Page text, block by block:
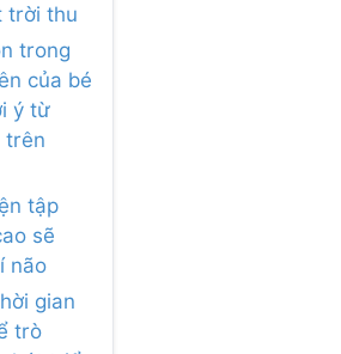
trời thu
trong
của bé
ý từ
trên
tập
sẽ
não
gian
trò